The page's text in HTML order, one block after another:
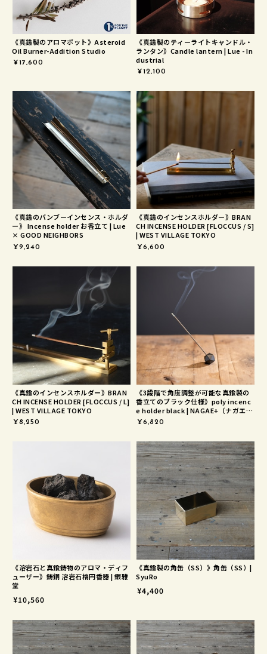
《真鍮製のアロマポット》Asteroid
Oil Burner-Addition Studio
¥17,600
《真鍮製のティーライトキャンドル・
ランタン》Candle lantern | Lue - In
dustrial
¥12,100
《真鍮のバンブーインセンス・ホルダ
ー》 Incense holder お香立て | Lue
× GOOD NEIGHBORS
¥9,240
《真鍮のインセンスホルダー》BRAN
CH INCENSE HOLDER [FLOCCUS / S]
| WEST VILLAGE TOKYO
¥6,600
《真鍮のインセンスホルダー》BRAN
CH INCENSE HOLDER [FLOCCUS / L]
| WEST VILLAGE TOKYO
¥8,250
《3段階で角度調整が可能な真鍮製の
香立てのブラック仕様》poly incenc
e holder black | NAGAE+（ナガエプ
リュス）
¥6,820
《溶岩石と真鍮鋳物のアロマ・ディフ
ューザー》鋳銅 溶岩石楕円香器 | 銀雅
堂
¥10,560
《真鍮製の角缶（SS）》角缶（SS）|
SyuRo
¥4,400